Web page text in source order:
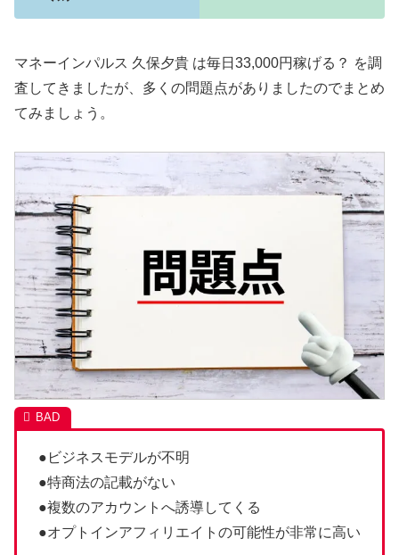
マネーインパルス 久保夕貴 は毎日33,000円稼げる？ を調
査してきましたが、多くの問題点がありましたのでまとめ
てみましょう。
●ビジネスモデルが不明
●特商法の記載がない
●複数のアカウントへ誘導してくる
●オプトインアフィリエイトの可能性が非常に高い